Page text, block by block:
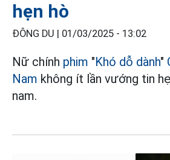
hẹn hò
ĐÔNG DU | 01/03/2025 - 13:02
Nữ chính phim "Khó dỗ dành"
Nam không ít lần vướng tin
nam.